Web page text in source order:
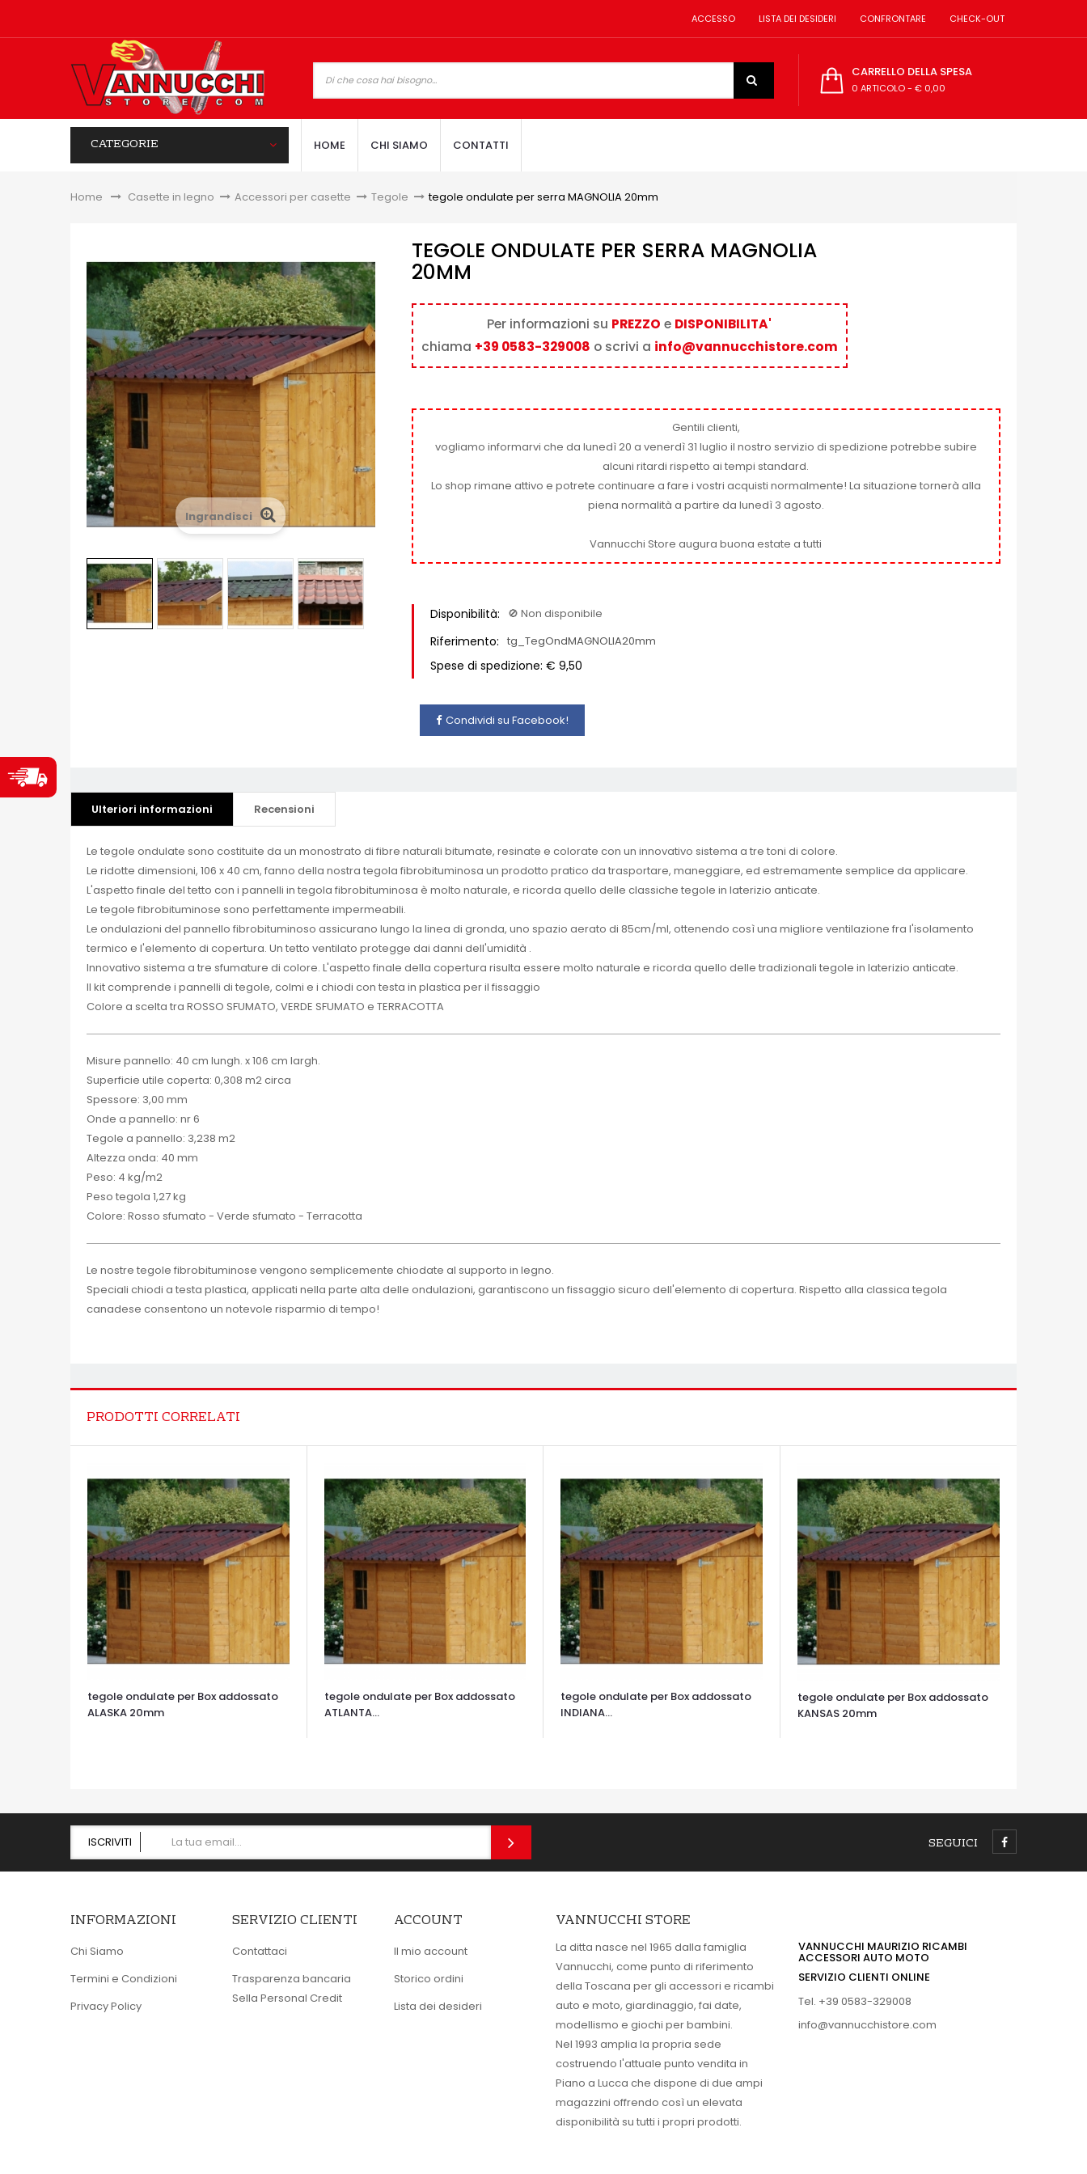
ACCESSO LISTA DEI DESIDERI CONFRONTARE CHECK-OUT
CARRELLO DELLA SPESA
0 ARTICOLO- € 0,00
CATEGORIE HOME CHI SIAMO CONTATTI
Home &gt;Casette in legno > Accessori per casette > Tegole > tegole ondulate per serra MAGNOLIA 20mm
Ingrandisci
TEGOLE ONDULATE PER SERRA MAGNOLIA
20MM
Per informazioni su PREZZO e DISPONIBILITA'
chiama +39 0583-329008 o scrivi a info@vannucchistore.com
Gentili clienti,
vogliamo informarvi che da lunedì 20 a venerdì 31 luglio il nostro servizio di spedizione potrebbe subire
alcuni ritardi rispetto ai tempi standard.
Lo shop rimane attivo e potrete continuare a fare i vostri acquisti normalmente! La situazione tornerà alla
piena normalità a partire da lunedì 3 agosto.
Vannucchi Store augura buona estate a tutti
Disponibilità: 🚫​ Non disponibile
Riferimento: tg_TegOndMAGNOLIA20mm
Spese di spedizione: € 9,50
Condividi su Facebook!
Ulteriori informazioni Recensioni
Le tegole ondulate sono costituite da un monostrato di fibre naturali bitumate, resinate e colorate con un innovativo sistema a tre toni di colore.
Le ridotte dimensioni, 106 x 40 cm, fanno della nostra tegola fibrobituminosa un prodotto pratico da trasportare, maneggiare, ed estremamente semplice da applicare.
L'aspetto finale del tetto con i pannelli in tegola fibrobituminosa è molto naturale, e ricorda quello delle classiche tegole in laterizio anticate.
Le tegole fibrobituminose sono perfettamente impermeabili.
Le ondulazioni del pannello fibrobituminoso assicurano lungo la linea di gronda, uno spazio aerato di 85cm/ml, ottenendo così una migliore ventilazione fra l'isolamento
termico e l'elemento di copertura. Un tetto ventilato protegge dai danni dell'umidità .
Innovativo sistema a tre sfumature di colore. L'aspetto finale della copertura risulta essere molto naturale e ricorda quello delle tradizionali tegole in laterizio anticate.
Il kit comprende i pannelli di tegole, colmi e i chiodi con testa in plastica per il fissaggio
Colore a scelta tra ROSSO SFUMATO, VERDE SFUMATO e TERRACOTTA
Misure pannello: 40 cm lungh. x 106 cm largh.
Superficie utile coperta: 0,308 m2 circa
Spessore: 3,00 mm
Onde a pannello: nr 6
Tegole a pannello: 3,238 m2
Altezza onda: 40 mm
Peso: 4 kg/m2
Peso tegola 1,27 kg
Colore: Rosso sfumato - Verde sfumato - Terracotta
Le nostre tegole fibrobituminose vengono semplicemente chiodate al supporto in legno.
Speciali chiodi a testa plastica, applicati nella parte alta delle ondulazioni, garantiscono un fissaggio sicuro dell'elemento di copertura. Rispetto alla classica tegola
canadese consentono un notevole risparmio di tempo!
PRODOTTI CORRELATI
tegole ondulate per Box addossato
ALASKA 20mm
tegole ondulate per Box addossato
ATLANTA...
tegole ondulate per Box addossato
INDIANA...
tegole ondulate per Box addossato
KANSAS 20mm
ISCRIVITI SEGUICI
INFORMAZIONI
Chi Siamo
Termini e Condizioni
Privacy Policy
SERVIZIO CLIENTI
Contattaci
Trasparenza bancaria
Sella Personal Credit
ACCOUNT
Il mio account
Storico ordini
Lista dei desideri
VANNUCCHI STORE
La ditta nasce nel 1965 dalla famiglia
Vannucchi, come punto di riferimento
della Toscana per gli accessori e ricambi
auto e moto, giardinaggio, fai date,
modellismo e giochi per bambini.
Nel 1993 amplia la propria sede
costruendo l'attuale punto vendita in
Piano a Lucca che dispone di due ampi
magazzini offrendo così un elevata
disponibilità su tutti i propri prodotti.
VANNUCCHI MAURIZIO RICAMBI
ACCESSORI AUTO MOTO
SERVIZIO CLIENTI ONLINE
Tel. +39 0583-329008
info@vannucchistore.com